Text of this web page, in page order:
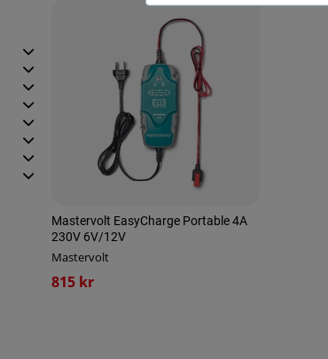
Mastervolt EasyCharge Portable 4A
230V 6V/12V
Mastervolt
815 kr